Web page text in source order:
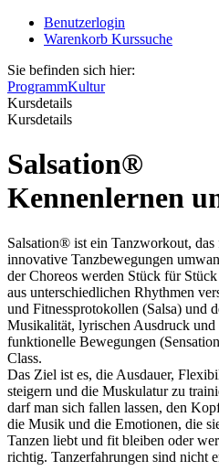
Benutzerlogin
Warenkorb Kurssuche
Sie befinden sich hier:
ProgrammKultur
Kursdetails
Kursdetails
Salsation®
Kennenlernen
Salsation® ist ein Tanzworkout,
innovative Tanzbewegungen
der Choreos werden Stück für
aus unterschiedlichen Rhythmen
und Fitnessprotokollen (Salsa) und
Musikalität, lyrischen Ausdruck
funktionelle Bewegungen
Class.
Das Ziel ist es, die Ausdauer,
steigern und die Muskulatur zu
darf man sich fallen lassen, den
die Musik und die Emotionen, die
Tanzen liebt und fit bleiben oder
richtig. Tanzerfahrungen sind nicht